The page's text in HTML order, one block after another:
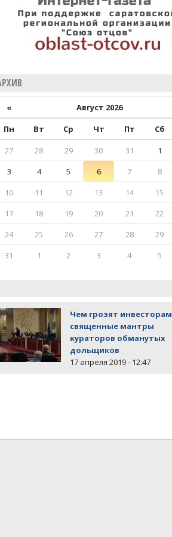
«
Август 2026
Пн
Вт Ср Чт Пт Сб
27
28 29 30 31 1
3
4 5 6 7 8
10
11 12 13 14 15
17
18 19 20 21 22
24
25 26 27 28 29
31
1 2 3 4 5
Чем грозят инвесторам
священные мантры
кураторов обманутых
дольщиков
17 апреля 2019 - 12:47